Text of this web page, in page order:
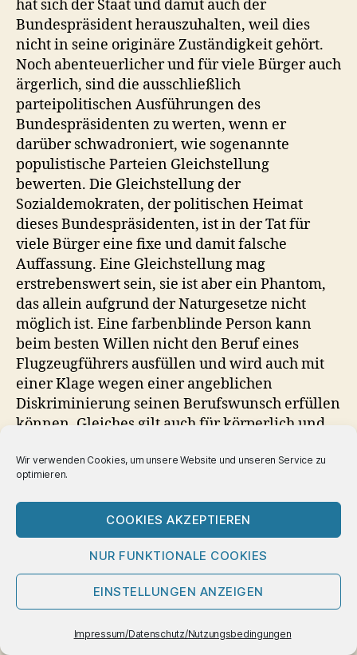
Wir verwenden Cookies, um unsere Website und unseren Service zu
optimieren.
COOKIES AKZEPTIEREN
NUR FUNKTIONALE COOKIES
EINSTELLUNGEN ANZEIGEN
Impressum/Datenschutz/Nutzungsbedingungen
hat sich der Staat und damit auch der
Bundespräsident herauszuhalten, weil dies
nicht in seine originäre Zuständigkeit gehört.
Noch abenteuerlicher und für viele Bürger auch
ärgerlich, sind die ausschließlich
parteipolitischen Ausführungen des
Bundespräsidenten zu werten, wenn er
darüber schwadroniert, wie sogenannte
populistische Parteien Gleichstellung
bewerten. Die Gleichstellung der
Sozialdemokraten, der politischen Heimat
dieses Bundespräsidenten, ist in der Tat für
viele Bürger eine fixe und damit falsche
Auffassung. Eine Gleichstellung mag
erstrebenswert sein, sie ist aber ein Phantom,
das allein aufgrund der Naturgesetze nicht
möglich ist. Eine farbenblinde Person kann
beim besten Willen nicht den Beruf eines
Flugzeugführers ausfüllen und wird auch mit
einer Klage wegen einer angeblichen
Diskriminierung seinen Berufswunsch erfüllen
können. Gleiches gilt auch für körperlich und
Einzelfall für die betreffenden Personen sein
mag. Worum es allerdings geht, ist, dass damit
keinesfalls eine sogenannte Wertigkeit der
jeweiligen Person verbunden ist. Die
Gesellschaft hat auch die Aufgabe alles zu
unternehmen, dass jeder Bürger im Rahmen
seiner Möglichkeiten die Chance hat, ein
Optimum für sich zu erreichen. Dabei gibt es